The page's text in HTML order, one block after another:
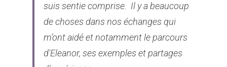
suis sentie comprise.
Il y a beaucoup
de choses dans nos échanges qui
m’ont aidé et notamment le parcours
d'Eleanor, ses exemples et partages